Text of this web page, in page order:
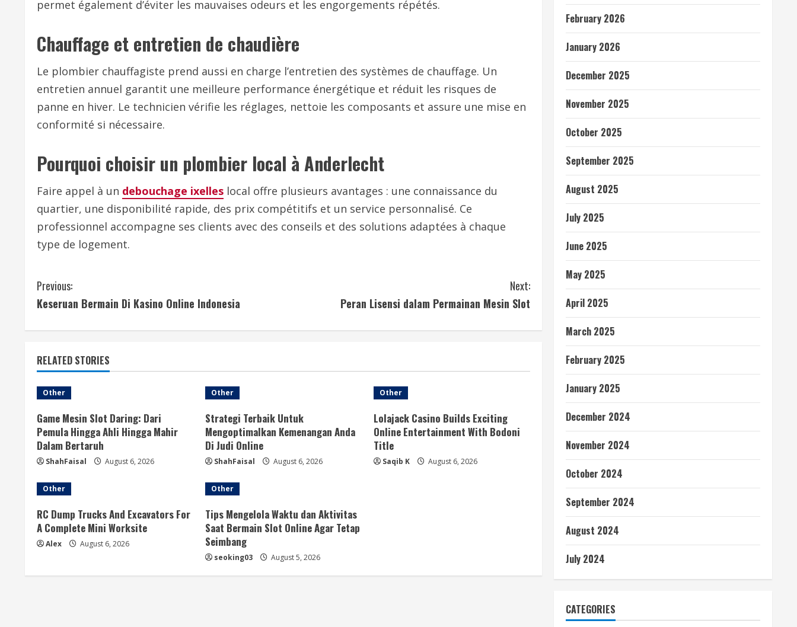
permet également d’éviter les mauvaises odeurs et les engorgements répétés.
Chauffage et entretien de chaudière
Le plombier chauffagiste prend aussi en charge l’entretien des systèmes de chauffage. Un
entretien annuel garantit une meilleure performance énergétique et réduit les risques de
panne en hiver. Le technicien vérifie les réglages, nettoie les composants et assure une mise en
conformité si nécessaire.
Pourquoi choisir un plombier local à Anderlecht
Faire appel à un debouchage ixelles local offre plusieurs avantages : une connaissance du
quartier, une disponibilité rapide, des prix compétitifs et un service personnalisé. Ce
professionnel accompagne ses clients avec des conseils et des solutions adaptées à chaque
type de logement.
C
o
n
t
i
n
u
e
R
e
a
Previous:
Keseruan Bermain Di Kasino Online Indonesia
Next:
Peran Lisensi dalam Permainan Mesin Slot
RELATED STORIES
Other
Game Mesin Slot Daring: Dari
Pemula Hingga Ahli Hingga Mahir
Dalam Bertaruh
ShahFaisal August 6, 2026
Other
Strategi Terbaik Untuk
Mengoptimalkan Kemenangan Anda
Di Judi Online
ShahFaisal August 6, 2026
Other
Lolajack Casino Builds Exciting
Online Entertainment With Bodoni
Title
Saqib K August 6, 2026
Other
RC Dump Trucks And Excavators For
A Complete Mini Worksite
Alex August 6, 2026
Other
Tips Mengelola Waktu dan Aktivitas
Saat Bermain Slot Online Agar Tetap
Seimbang
seoking03 August 5, 2026
February 2026
January 2026
December 2025
November 2025
October 2025
September 2025
August 2025
July 2025
June 2025
May 2025
April 2025
March 2025
February 2025
January 2025
December 2024
November 2024
October 2024
September 2024
August 2024
July 2024
CATEGORIES